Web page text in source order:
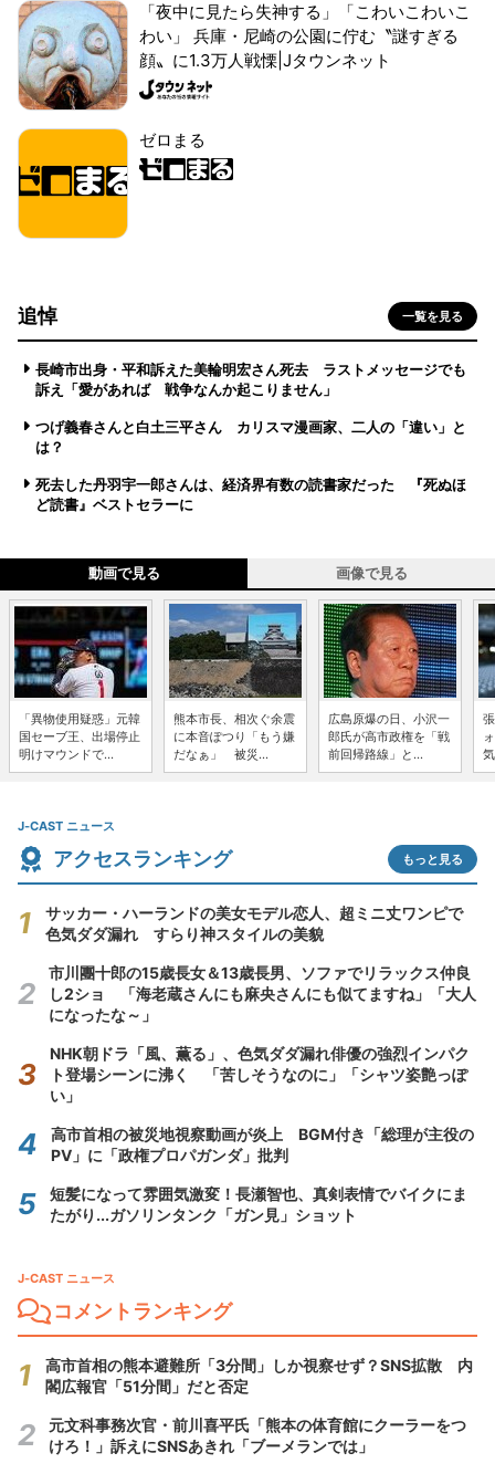
「夜中に見たら失神する」「こわいこわいこ
わい」 兵庫・尼崎の公園に佇む〝謎すぎる
顔〟に1.3万人戦慄|Jタウンネット
ゼロまる
追悼 一覧を見る
長崎市出身・平和訴えた美輪明宏さん死去 ラストメッセージでも
訴え「愛があれば 戦争なんか起こりません」
つげ義春さんと白土三平さん カリスマ漫画家、二人の「違い」と
は？
死去した丹羽宇一郎さんは、経済界有数の読書家だった 『死ぬほ
ど読書』ベストセラーに
動画で見る 画像で見る
「異物使用疑惑」元韓
国セーブ王、出場停止
明けマウンドで...
熊本市長、相次ぐ余震
に本音ぽつり「もう嫌
だなぁ」 被災...
広島原爆の日、小沢一
郎氏が高市政権を「戦
前回帰路線」と...
J-CAST ニュース
アクセスランキング もっと見る
サッカー・ハーランドの美女モデル恋人、超ミニ丈ワンピで
色気ダダ漏れ すらり神スタイルの美貌
市川團十郎の15歳長女＆13歳長男、ソファでリラックス仲良
し2ショ 「海老蔵さんにも麻央さんにも似てますね」「大人
になったな～」
NHK朝ドラ「風、薫る」、色気ダダ漏れ俳優の強烈インパク
ト登場シーンに沸く 「苦しそうなのに」「シャツ姿艶っぽ
い」
高市首相の被災地視察動画が炎上 BGM付き「総理が主役の
PV」に「政権プロパガンダ」批判
短髪になって雰囲気激変！長瀬智也、真剣表情でバイクにま
たがり...ガソリンタンク「ガン見」ショット
J-CAST ニュース
コメントランキング
高市首相の熊本避難所「3分間」しか視察せず？SNS拡散 内
閣広報官「51分間」だと否定
元文科事務次官・前川喜平氏「熊本の体育館にクーラーをつ
けろ！」訴えにSNSあきれ「ブーメランでは」